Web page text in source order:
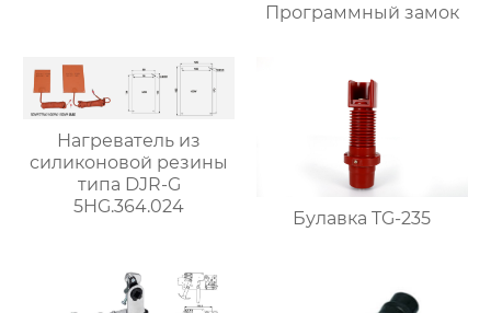
Программный замок
Нагреватель из
силиконовой резины
типа DJR-G
5HG.364.024
Булавка TG-235